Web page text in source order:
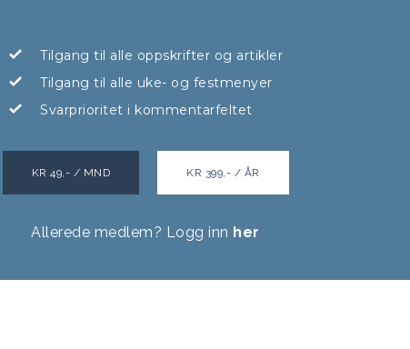
Tilgang til alle oppskrifter og artikler
Tilgang til alle uke- og festmenyer
Svarprioritet i kommentarfeltet
KR 49,- / MND KR 399,- / ÅR
Allerede medlem? Logg inn her